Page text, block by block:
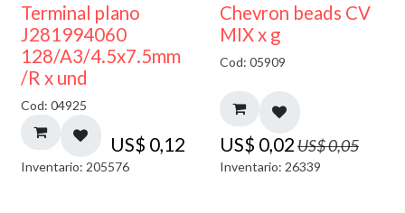
Terminal plano
J281994060
128/A3/4.5x7.5mm
/R x und
Cod: 04925
US$ 0,12
Inventario: 205576
50% DESCUENTO
Chevron beads CV
MIX x g
Cod: 05909
US$ 0,02US$0,05
Inventario: 26339